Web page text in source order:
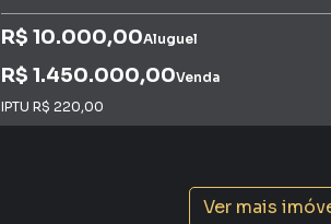
R$ 10.000,00Aluguel
R$ 1.450.000,00Venda
IPTU R$ 220,00
Ver mais